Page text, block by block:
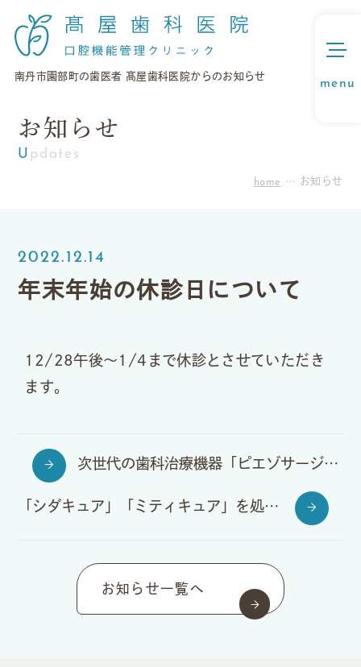
南丹市園部町の歯医者 髙屋歯科医院からのお知らせ
お知らせ
Updates
home お知らせ
2022.12.14
年末年始の休診日について
12/28午後〜1/4まで休診とさせていただき
ます。
次世代の歯科治療機器「ピエゾサージェリー」を導入しました！
「シダキュア」「ミティキュア」を処方されている患者様へ重要なお知らせ
お知らせ一覧へ